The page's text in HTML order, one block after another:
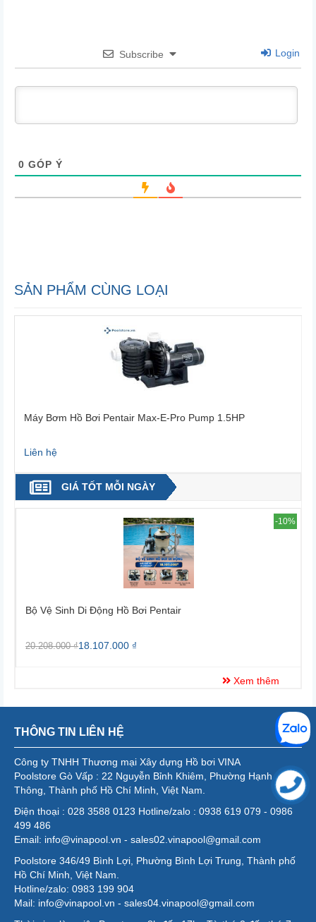
Subscribe Login
0 GÓP Ý
SẢN PHẨM CÙNG LOẠI
Máy Bơm Hồ Bơi Pentair Max-E-Pro Pump 1.5HP
Liên hệ
GIÁ TỐT MỖI NGÀY
-10%
Bộ Vệ Sinh Di Động Hồ Bơi Pentair
20.208.000 ₫18.107.000 ₫
Xem thêm
THÔNG TIN LIÊN HỆ
Công ty TNHH Thương mại Xây dựng Hồ bơi VINA
Poolstore Gò Vấp : 22 Nguyễn Bỉnh Khiêm, Phường Hạnh
Thông, Thành phố Hồ Chí Minh, Việt Nam.
Điện thoại : 028 3588 0123 Hotline/zalo : 0938 619 079 - 0986
499 486
Email: info@vinapool.vn - sales02.vinapool@gmail.com
Poolstore 346/49 Bình Lợi, Phường Bình Lợi Trung, Thành phố
Hồ Chí Minh, Việt Nam.
Hotline/zalo: 0983 199 904
Mail: info@vinapool.vn - sales04.vinapool@gmail.com